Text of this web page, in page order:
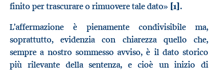
finito per trascurare o rimuovere tale dato» [1].
L’affermazione è pienamente condivisibile ma,
soprattutto, evidenzia con chiarezza quello che,
sempre a nostro sommesso avviso, è il dato storico
più rilevante della sentenza, e cioè un inizio di